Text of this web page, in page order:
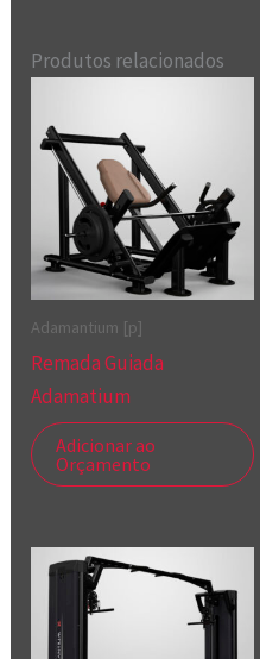
Produtos relacionados
Adamantium [p]
Remada Guiada
Adamatium
Adicionar ao
Orçamento